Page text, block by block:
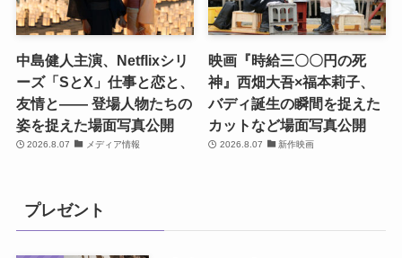
中島健人主演、Netflixシリ
ーズ「SとX」仕事と恋と、
友情と―― 登場人物たちの
姿を捉えた場面写真公開
2026.8.07 メディア情報
映画『時給三〇〇円の死
神』西畑大吾×福本莉子、
バディ誕生の瞬間を捉えた
カットなど場面写真公開
2026.8.07 新作映画
プレゼント